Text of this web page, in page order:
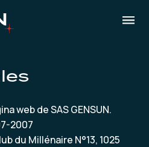
web de SAS GENSUN.
2007
du Millénaire N°13, 1025